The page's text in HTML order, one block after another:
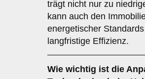
trägt nicht nur zu
kann auch den
energetischer
langfristige Effizienz.
Wie wichtig ist die